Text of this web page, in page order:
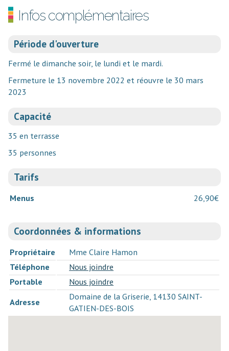
Infos complémentaires
Période d'ouverture
Fermé le dimanche soir, le lundi et le mardi.
Fermeture le 13 novembre 2022 et réouvre le 30 mars
2023
Capacité
35 en terrasse
35 personnes
Tarifs
Menus 26,90€
Coordonnées & informations
Propriétaire
Mme Claire Hamon
Téléphone
Nous joindre
Portable
Nous joindre
Adresse
Domaine de la Griserie, 14130 SAINT-
GATIEN-DES-BOIS